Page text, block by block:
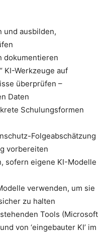
und ausbilden,
dokumentieren
KI-Werkzeuge auf
überprüfen –
Daten
Schulungsformen
Folgeabschätzung
vorbereiten
sofern eigene KI-Modelle
verwenden, um sie
zu halten
Tools (Microsoft
von ‘eingebauter KI’ im